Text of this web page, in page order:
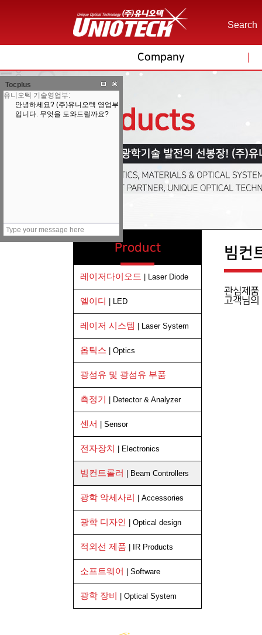
Search
Company
Product
레이저다이오드 | Laser Diode
엘이디 | LED
레이저 시스템 | Laser System
옵틱스 | Optics
광섬유 및 광섬유 부품
측정기 | Detector & Analyzer
센서 | Sensor
전자장치 | Electronics
빔컨트롤러 | Beam Controllers
광학 악세사리 | Accessories
광학 디자인 | Optical design
적외선 제품 | IR Products
소프트웨어 | Software
광학 장비 | Optical System
빔컨
관심제품
고객님의
Tocplus